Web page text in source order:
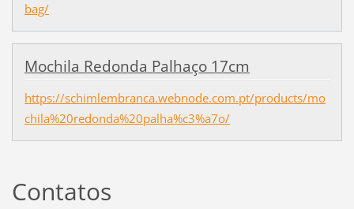
bag/
Mochila Redonda Palhaço 17cm
https://schimlembranca.webnode.com.pt/products/mo
chila%20redonda%20palha%c3%a7o/
Contatos